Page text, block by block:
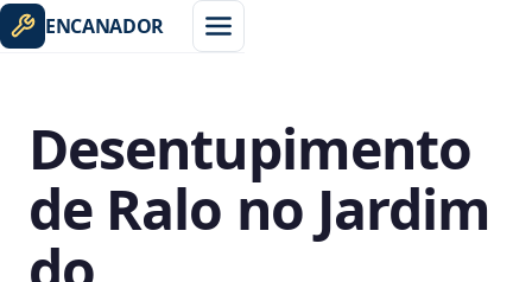
ENCANADOR
Desentupimento
de Ralo no Jardim